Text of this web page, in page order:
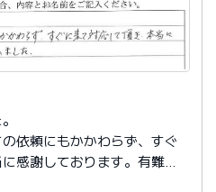
依頼にもかかわらず、すぐ
感謝しております。有難う